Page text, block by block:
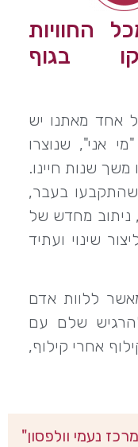
החוויות
בגוף
אחד מאתנו יש
אני", שנוצרו
שנות חיינו.
שהתקבעו בעבר,
ניתוב מחדש של
שינוי ועתיד
ללוות אדם
שלם עם
אחרי קילוף,
נעמי וולפסון"